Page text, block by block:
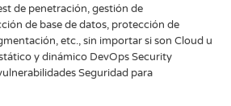
de penetración, gestión de
de base de datos, protección de
etc., sin importar si son Cloud u
y dinámico​ DevOps Security
Seguridad para